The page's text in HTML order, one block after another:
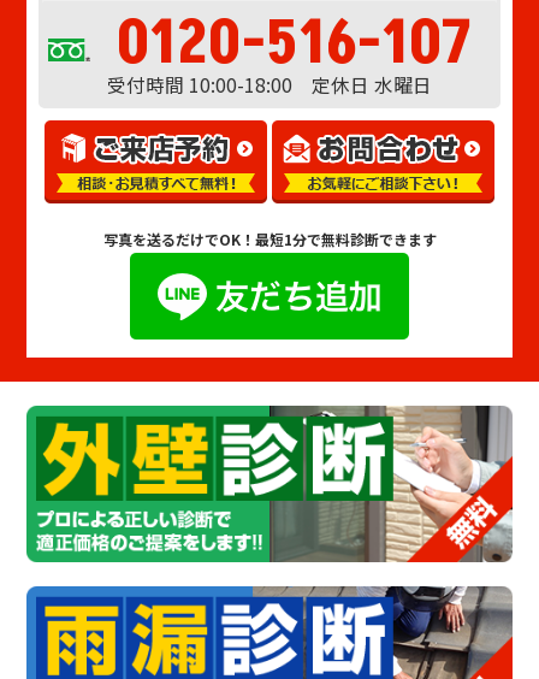
0120-516-107
受付時間 10:00-18:00 定休日 水曜日
写真を送るだけでOK！ 最短1分で無料診断できます